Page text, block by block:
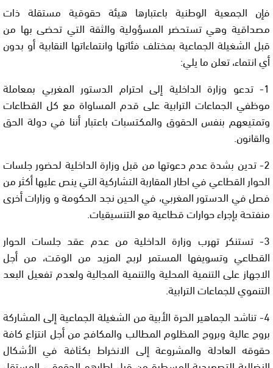
فإن الجمعية الوطنية باعتبارها هيئة حقوقية مستقلة ذات
مصداقية وهي تستحضر المسؤولية والثقة التي تحضى بها من
قبل الشغيلة الجماعية بمختلف فئاتها وانتماءاتها النقابية أو بدون
أي انتماء، تعلن ما يلي:
1- تدعو وزارة الداخلية إلى احترام الدستور المغربي بمعاملة
موظفي الجماعات الترابية على قدم المساواة مع كل القطاعات
وتمتيعهم بنفس الحقوق والمكتسبات باعتبار أننا في دولة الحق
والقانون.
2- تدين بشدة عدم دعوتها من قبل وزارة الداخلية لحضور جلسات
الحوار القطاعي في اطار المقاربة التشاركية التي ينص عليها أكثر من
فصل في الدستور المغربي، في الحين نجد الحكومة و وزارات أخرى
منفتحة بإجراء حوارات قطاعية مع التنسيقيات.
3- تستنكر تهرب وزارة الداخلية من عدم عقد جلسات الحوار
القطاعي وتسويفها المستمر لربح المزيد من الوقت، من أجل
الاجهاز على التنمية المحلية والتنمية المجالية ولعدم تفعيل البعد
التنموي للجماعات الترابية.
4- تناشد الجماهير الحرة الأبية من الشغيلة الجماعية إلى المشاركة
بروح عالية وبروح المظلوم المطالب والمكافح من أجل انتزاع كافة
حقوقه العادلة والمشروعة إلى الانخراط بكثافة في الأشكال